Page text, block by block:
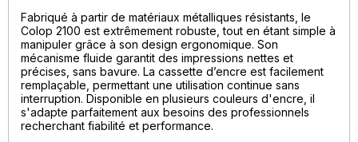
Fabriqué à partir de matériaux métalliques résistants, le
Colop 2100 est extrêmement robuste, tout en étant simple à
manipuler grâce à son design ergonomique. Son
mécanisme fluide garantit des impressions nettes et
précises, sans bavure. La cassette d’encre est facilement
remplaçable, permettant une utilisation continue sans
interruption. Disponible en plusieurs couleurs d'encre, il
s'adapte parfaitement aux besoins des professionnels
recherchant fiabilité et performance.